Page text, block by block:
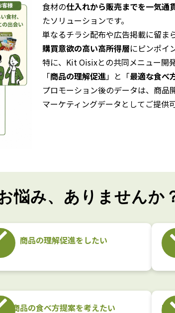
食材の仕入れから販売までを一気通
たソリューションです。
単なるチラシ配布や広告掲載に留ま
購買意欲の高い高所得層にピンポイ
特に、Kit Oisixとの共同メニュー開
「商品の理解促進」と「最適な食べ
プロモーション後のデータは、商品
マーケティングデータとしてご提供
悩み、ありませんか
商品の​理解促進を​したい​ オ
商品の​食べ方​提案を​考えたい​ EC